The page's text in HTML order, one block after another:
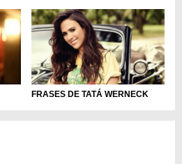
FRASES DE TATÁ WERNECK